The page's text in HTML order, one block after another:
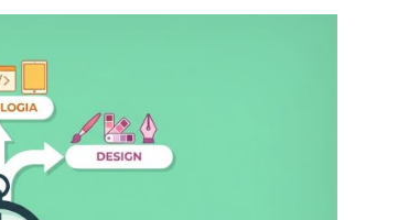
Como Ajudar Seu Coachee a Pivotar, Ser Promovido ou Mudar de Área